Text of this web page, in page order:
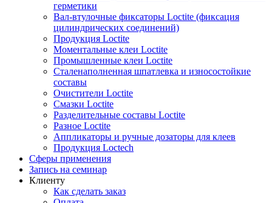
герметики
Вал-втулочные фиксаторы Loctite (фиксация
цилиндрических соединений)
Продукция Loctite
Моментальные клеи Loctite
Промышленные клеи Loctite
Сталенаполненная шпатлевка и износостойкие
составы
Очистители Loctite
Смазки Loctite
Разделительные составы Loctite
Разное Loctite
Аппликаторы и ручные дозаторы для клеев
Продукция Loctech
Сферы применения
Запись на семинар
Клиенту
Как сделать заказ